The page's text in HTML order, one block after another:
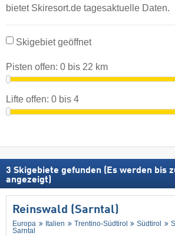
bietet Skiresort.de tagesaktuelle Daten.
Skigebiet geöffnet
Pisten offen: 0 bis 22 km
Lifte offen: 0 bis 4
3 Skigebiete gefunden (Es werden bis
angezeigt)
Reinswald (Sarntal)
Europa Italien Trentino-Südtirol Südtirol
Sarntal